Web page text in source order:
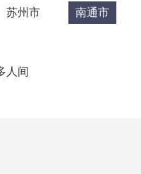
苏州市 南通市
人间